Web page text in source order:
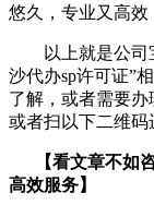
悠久，专业又高效
以上就是公
沙代办sp许可证”
了解，或者需要
或者扫以下二维码
【看文章不如
高效服务】